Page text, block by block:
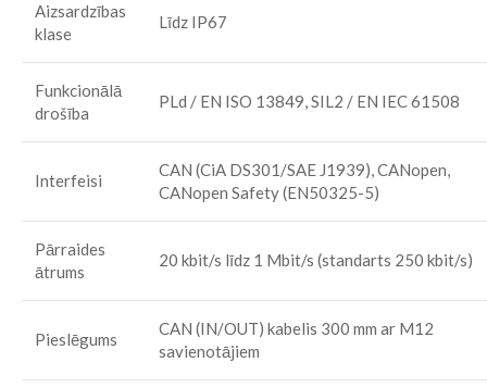
Aizsardzības
klase
Līdz IP67
Funkcionālā
drošība
PLd / EN ISO 13849, SIL2 / EN IEC 61508
Interfeisi
CAN (CiA DS301/SAE J1939), CANopen,
CANopen Safety (EN50325-5)
Pārraides
ātrums
20 kbit/s līdz 1 Mbit/s (standarts 250 kbit/s)
Pieslēgums
CAN (IN/OUT) kabelis 300 mm ar M12
savienotājiem